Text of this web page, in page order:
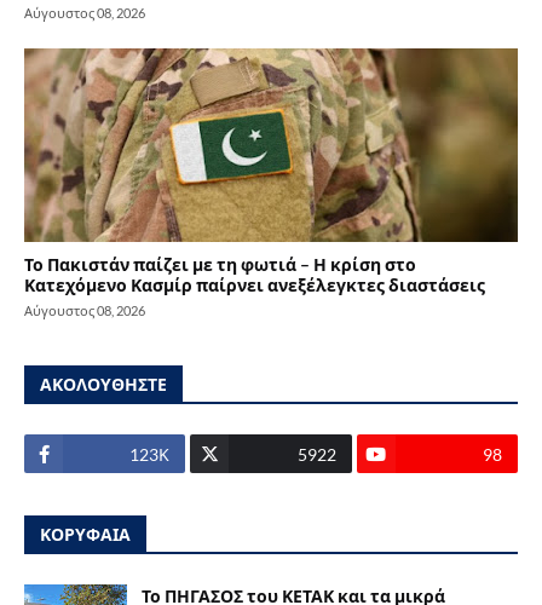
Αύγουστος 08, 2026
Το Πακιστάν παίζει με τη φωτιά – Η κρίση στο
Κατεχόμενο Κασμίρ παίρνει ανεξέλεγκτες διαστάσεις
Αύγουστος 08, 2026
ΑΚΟΛΟΥΘΗΣΤΕ
123Κ 5922 98
ΚΟΡΥΦΑΙΑ
Το ΠΗΓΑΣΟΣ του ΚΕΤΑΚ και τα μικρά